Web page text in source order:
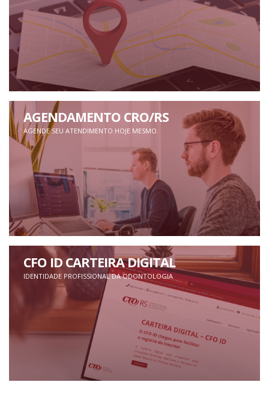
AGENDAMENTO CRO/RS
AGENDE SEU ATENDIMENTO HOJE MESMO.
CFO ID CARTEIRA DIGITAL
IDENTIDADE PROFISSIONAL DA ODONTOLOGIA